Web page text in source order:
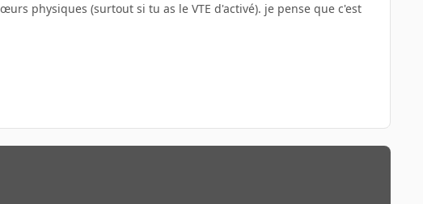
physiques (surtout si tu as le VTE d'activé). je pense que c'est